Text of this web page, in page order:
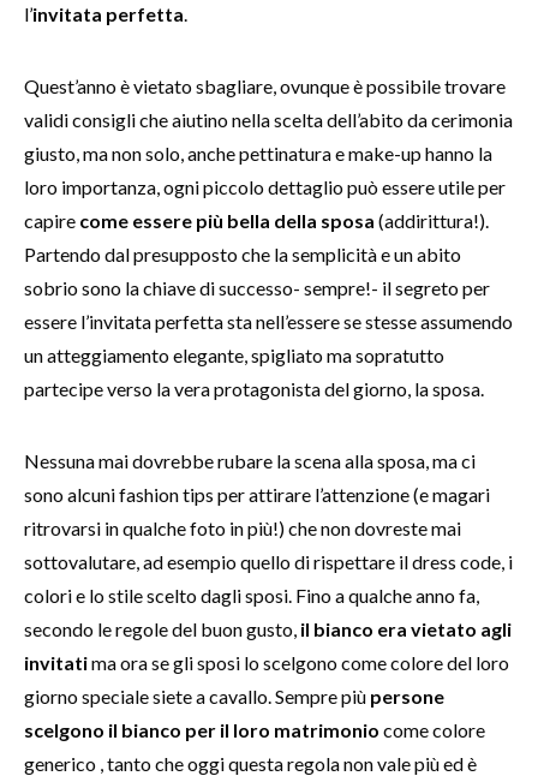
l’invitata perfetta
Quest’anno è vietato sbagliare, ovunque è possibile trovare
validi consigli che aiutino nella scelta dell’abito da cerimonia
giusto, ma non solo, anche pettinatura e make-up hanno la
loro importanza, ogni piccolo dettaglio può essere utile per
capire come essere più bella della sposa (addirittura!).
Partendo dal presupposto che la semplicità e un abito
sobrio sono la chiave di successo- sempre!- il segreto per
essere l’invitata perfetta sta nell’essere se stesse assumendo
un atteggiamento elegante, spigliato ma sopratutto
partecipe verso la vera protagonista del giorno, la sposa.
Nessuna mai dovrebbe rubare la scena alla sposa, ma ci
sono alcuni fashion tips per attirare l’attenzione (e magari
ritrovarsi in qualche foto in più!) che non dovreste mai
sottovalutare, ad esempio quello di rispettare il dress code, i
colori e lo stile scelto dagli sposi. Fino a qualche anno fa,
secondo le regole del buon gusto, il bianco era vietato agli
invitatima ora se gli sposi lo scelgono come colore del loro
giorno speciale siete a cavallo. Sempre più persone
scelgono il bianco per il loro matrimonio come colore
generico , tanto che oggi questa regola non vale più ed è